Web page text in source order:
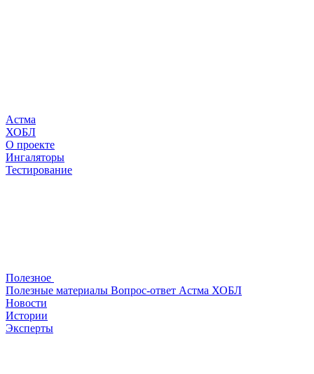
Астма
ХОБЛ
О проекте
Ингаляторы
Тестирование
Полезное
Полезные материалы Вопрос-ответ Астма ХОБЛ
Новости
Истории
Эксперты